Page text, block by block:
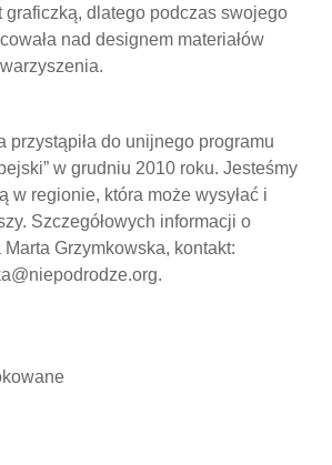
graficzką, dlatego podczas swojego
nad designem materiałów
przystąpiła do unijnego programu
w grudniu 2010 roku. Jesteśmy
w regionie, która może wysyłać i
Szczegółowych informacji o
Grzymkowska, kontakt: